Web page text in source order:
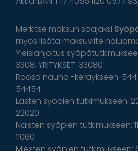
Merkitse maksun saajaksi
myös lisätä maksuviite
Yleislahjoitus
3308, YRITYKSET: 33080
Roosa nauha -keräykseen: 5445,
54454
Lasten syöpien tutkimukseen:
22020
Naisten syöpien tutkimukseen:
11060